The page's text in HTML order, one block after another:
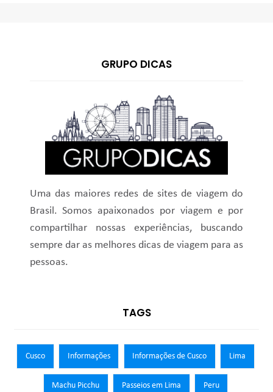
GRUPO DICAS
Uma das maiores redes de sites de viagem do
Brasil. Somos apaixonados por viagem e por
compartilhar nossas experiências, buscando
sempre dar as melhores dicas de viagem para as
pessoas.
TAGS
Cusco Informações Informações de Cusco Lima
Machu Picchu Passeios em Lima Peru